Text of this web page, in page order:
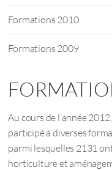
Formations 2010
Formations 2009
Au cours de l’année
participé à diverses
parmi lesquelles 2131
horticulture et